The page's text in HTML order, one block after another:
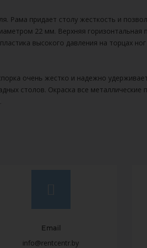
Рама придает столу жесткость и
22 мм. Верхняя горизонтальная
высокого давления на торцах
очень жестко и надежно
столов. Окраска все
Email
info@rentcentr.by